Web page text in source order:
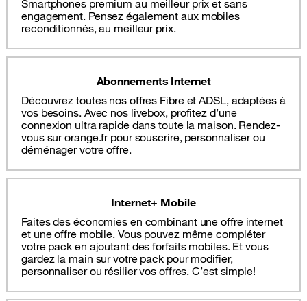
Smartphones premium au meilleur prix et sans
engagement. Pensez également aux mobiles
reconditionnés, au meilleur prix.
Abonnements Internet
Découvrez toutes nos offres Fibre et ADSL, adaptées à
vos besoins. Avec nos livebox, profitez d’une
connexion ultra rapide dans toute la maison. Rendez-
vous sur orange.fr pour souscrire, personnaliser ou
déménager votre offre.
Internet+ Mobile
Faites des économies en combinant une offre internet
et une offre mobile. Vous pouvez même compléter
votre pack en ajoutant des forfaits mobiles. Et vous
gardez la main sur votre pack pour modifier,
personnaliser ou résilier vos offres. C’est simple!